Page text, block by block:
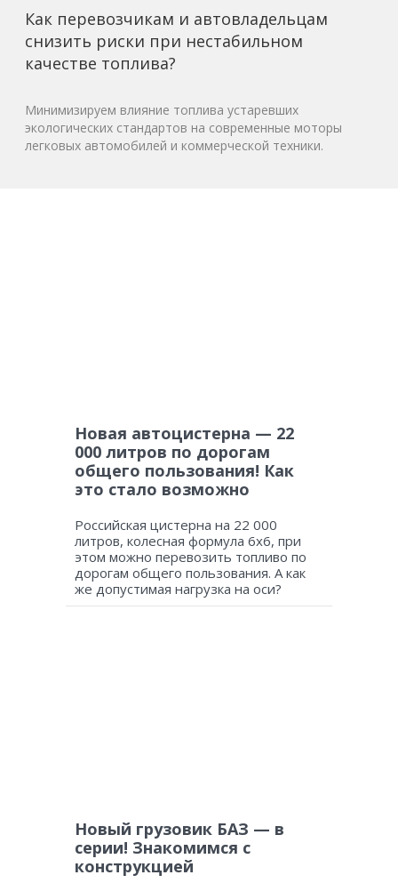
Как перевозчикам и автовладельцам
снизить риски при нестабильном
качестве топлива?
Минимизируем влияние топлива устаревших
экологических стандартов на современные моторы
легковых автомобилей и коммерческой техники.
Новая автоцистерна — 22
000 литров по дорогам
общего пользования! Как
это стало возможно
Российская цистерна на 22 000
литров, колесная формула 6х6, при
этом можно перевозить топливо по
дорогам общего пользования. А как
же допустимая нагрузка на оси?
Новый грузовик БАЗ — в
серии! Знакомимся с
конструкцией